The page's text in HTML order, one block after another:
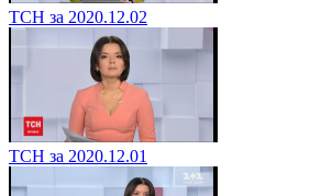
ТСН за 2020.12.02
ТСН за 2020.12.01